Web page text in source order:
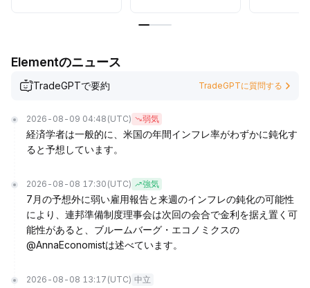
Elementのニュース
TradeGPTで要約 TradeGPTに質問する
2026-08-09 04:48 (UTC) 弱気
経済学者は一般的に、米国の年間インフレ率がわずかに鈍化す
ると予想しています。
2026-08-08 17:30 (UTC) 強気
7月の予想外に弱い雇用報告と来週のインフレの鈍化の可能性
により、連邦準備制度理事会は次回の会合で金利を据え置く可
能性があると、ブルームバーグ・エコノミクスの
@AnnaEconomistは述べています。
2026-08-08 13:17 (UTC) 中立